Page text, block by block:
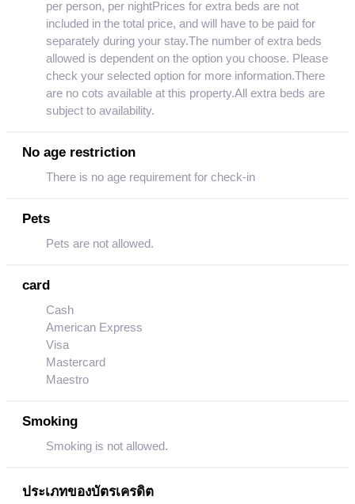
per person, per nightPrices for extra beds are not
included in the total price, and will have to be paid for
separately during your stay.The number of extra beds
allowed is dependent on the option you choose. Please
check your selected option for more information.There
are no cots available at this property.All extra beds are
subject to availability.
No age restriction
There is no age requirement for check-in
Pets
Pets are not allowed.
card
Cash
American Express
Visa
Mastercard
Maestro
Smoking
Smoking is not allowed.
ประเภทของบัตรเครดิต